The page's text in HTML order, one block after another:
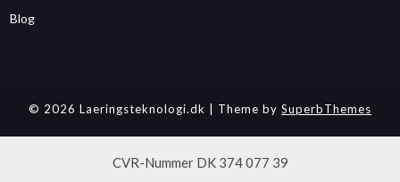
Blog
© 2026 Laeringsteknologi.dk | Theme by SuperbThemes
CVR-Nummer DK 374 077 39